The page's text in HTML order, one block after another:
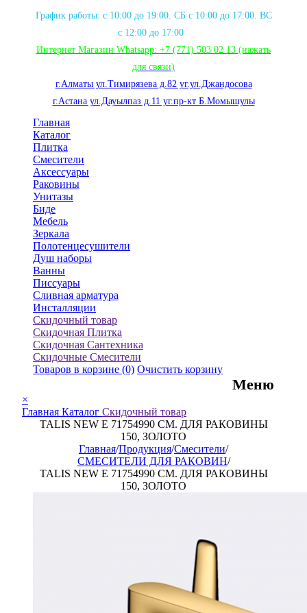
График работы: с 10:00 до 19:00. СБ с 10:00 до 17:00. ВС
с 12:00 до 17:00
Интернет Магазин Whatsapp: +7 (771) 503 02 13 (нажать
для связи)
г.Алматы ул.Тимирязева д.82 уг.ул.Джандосова
г.Астана ул.Дауылпаз д.11 уг.пр-кт Б.Момышулы
Главная
Каталог
Плитка
Смесители
Аксессуары
Раковины
Унитазы
Биде
Мебель
Зеркала
Полотенцесушители
Душ наборы
Ванны
Писсуары
Сливная арматура
Инсталляции
Скидочный товар
Скидочная Плитка
Скидочная Сантехника
Скидочные Смесители
Товаров в корзине (0) Очистить корзину
Меню
×
Главная Каталог Скидочный товар
TALIS NEW E 71754990 СМ. ДЛЯ РАКОВИНЫ
150, ЗОЛОТО
Главная/Продукция/Смесители/
СМЕСИТЕЛИ ДЛЯ РАКОВИН/
TALIS NEW E 71754990 СМ. ДЛЯ РАКОВИНЫ
150, ЗОЛОТО